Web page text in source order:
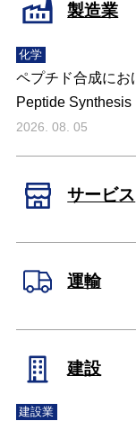
製造業
化学
ペプチド合成にお
Peptide Synthesis
2026. 08. 05
サービス
運輸
建設
建設業